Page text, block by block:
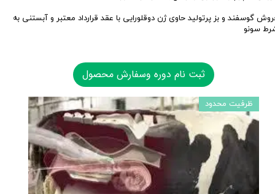
گوسفند و بز پرتولید حاوی ژن دوقلورایی با عقد قرارداد معتبر و آبستنی به
سونو
ظرفیت محدود
ثبت نام دوره وسفارش محصول